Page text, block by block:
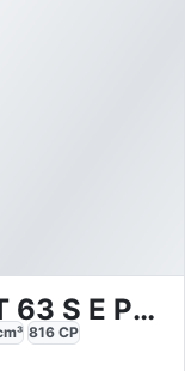
Mercedes-Benz AMG GT 63 S E Performance
816 CP